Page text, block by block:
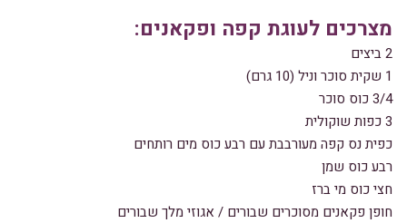
מצרכים לעוגת קפה ופקאנים:
2 ביצים
1 שקית סוכר וניל (10 גרם)
3/4 כוס סוכר
3 כפות שוקולית
כפית נס קפה מעורבבת עם רבע כוס מים רותחים
רבע כוס שמן
חצי כוס מי ברז
חופן פקאנים מסוכרים שבורים / אגוזי מלך שבורים